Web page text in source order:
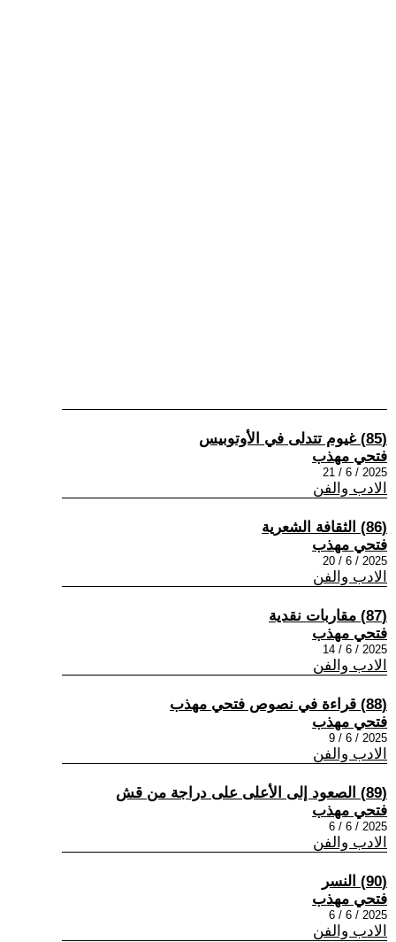
(85) غيوم تتدلى في الأوتوبيس
فتحي مهذب
2025 / 6 / 21
الادب والفن
(86) الثقافة الشعرية
فتحي مهذب
2025 / 6 / 20
الادب والفن
(87) مقاربات نقدية
فتحي مهذب
2025 / 6 / 14
الادب والفن
(88) قراءة في نصوص فتحي مهذب
فتحي مهذب
2025 / 6 / 9
الادب والفن
(89) الصعود إلى الأعلى على دراجة من قش
فتحي مهذب
2025 / 6 / 6
الادب والفن
(90) النسر
فتحي مهذب
2025 / 6 / 6
الادب والفن